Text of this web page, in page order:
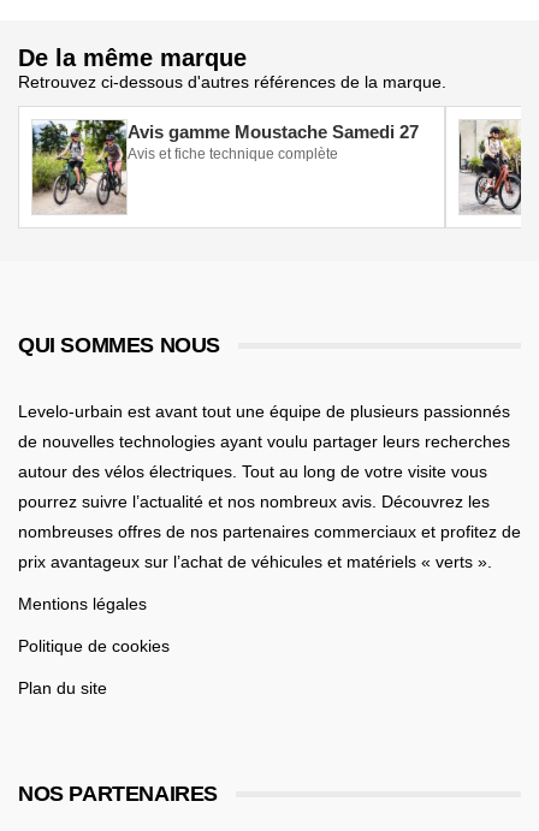
De la même marque
Retrouvez ci-dessous d'autres références de la marque.
Avis gamme Moustache Samedi 27
Avis et fiche technique complète
QUI SOMMES NOUS
Levelo-urbain est avant tout une équipe de plusieurs passionnés
de nouvelles technologies ayant voulu partager leurs recherches
autour des vélos électriques. Tout au long de votre visite vous
pourrez suivre l’actualité et nos nombreux avis. Découvrez les
nombreuses offres de nos partenaires commerciaux et profitez de
prix avantageux sur l’achat de véhicules et matériels « verts ».
Mentions légales
Politique de cookies
Plan du site
NOS PARTENAIRES